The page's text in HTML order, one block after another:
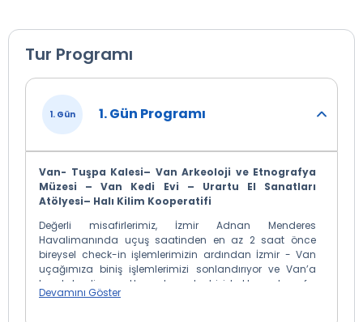
Tur Programı
1. Gün 1. Gün Programı
Van- Tuşpa Kalesi– Van Arkeoloji ve Etnografya
Müzesi – Van Kedi Evi – Urartu El Sanatları
Atölyesi– Halı Kilim Kooperatifi
Değerli misafirlerimiz, İzmir Adnan Menderes
Havalimanında uçuş saatinden en az 2 saat önce
bireysel check-in işlemlerimizin ardından İzmir - Van
uçağımıza biniş işlemlerimizi sonlandırıyor ve Van’a
hareket ediyoruz. Havaalanında bizi bekleyen transfer
aracımız ile buluşuyoruz. Saygıdeğer misafirlerimiz,
Devamını Göster